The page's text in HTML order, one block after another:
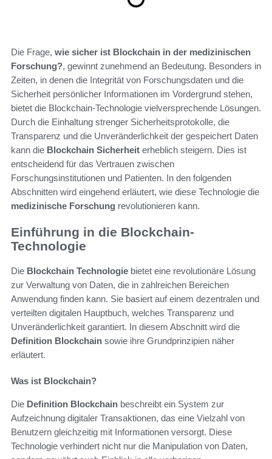
Die Frage, wie sicher ist Blockchain in der medizinischen
Forschung?, gewinnt zunehmend an Bedeutung. Besonders in
Zeiten, in denen die Integrität von Forschungsdaten und die
Sicherheit persönlicher Informationen im Vordergrund stehen,
bietet die Blockchain-Technologie vielversprechende Lösungen.
Durch die Einhaltung strenger Sicherheitsprotokolle, die
Transparenz und die Unveränderlichkeit der gespeichert Daten
kann die Blockchain Sicherheit erheblich steigern. Dies ist
entscheidend für das Vertrauen zwischen
Forschungsinstitutionen und Patienten. In den folgenden
Abschnitten wird eingehend erläutert, wie diese Technologie die
medizinische Forschung revolutionieren kann.
Einführung in die Blockchain-
Technologie
Die Blockchain Technologie bietet eine revolutionäre Lösung
zur Verwaltung von Daten, die in zahlreichen Bereichen
Anwendung finden kann. Sie basiert auf einem dezentralen und
verteilten digitalen Hauptbuch, welches Transparenz und
Unveränderlichkeit garantiert. In diesem Abschnitt wird die
Definition Blockchain sowie ihre Grundprinzipien näher
erläutert.
Was ist Blockchain?
Die Definition Blockchain beschreibt ein System zur
Aufzeichnung digitaler Transaktionen, das eine Vielzahl von
Benutzern gleichzeitig mit Informationen versorgt. Diese
Technologie verhindert nicht nur die Manipulation von Daten,